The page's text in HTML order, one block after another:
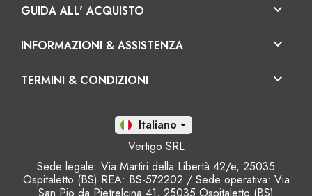
GUIDA ALL' ACQUISTO 
INFORMAZIONI & ASSISTENZA 
TERMINI & CONDIZIONI 
It 
Vertigo SRL
Sede legale: Via Martiri della Libertà 42/e, 25035
Ospitaletto (BS) REA: BS-572202 / Sede operativa: Via